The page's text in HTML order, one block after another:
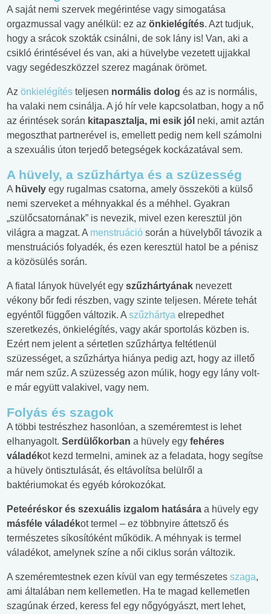
A saját nemi szervek megérintése vagy simogatása
orgazmussal vagy anélkül: ez az önkielégítés. Azt tudjuk,
hogy a srácok szokták csinálni, de sok lány is! Van, aki a
csikló érintésével és van, aki a hüvelybe vezetett ujjakkal
vagy segédeszközzel szerez magának örömet.
Az önkielégítés teljesen normális dolog és az is normális,
ha valaki nem csinálja. A jó hír vele kapcsolatban, hogy a nő
az érintések során kitapasztalja, mi esik jól neki, amit aztán
megoszthat partnerével is, emellett pedig nem kell számolni
a szexuális úton terjedő betegségek kockázatával sem.
A hüvely, a szűzhártya és a szüzesség
A hüvely egy rugalmas csatorna, amely összeköti a külső
nemi szerveket a méhnyakkal és a méhhel. Gyakran
„szülőcsatornának” is nevezik, mivel ezen keresztül jön
világra a magzat. A menstruáció során a hüvelyből távozik a
menstruációs folyadék, és ezen keresztül hatol be a pénisz
a közösülés során.
A fiatal lányok hüvelyét egy szűzhártyának nevezett
vékony bőr fedi részben, vagy szinte teljesen. Mérete tehát
egyéntől függően változik. A szűzhártya elrepedhet
szeretkezés, önkielégítés, vagy akár sportolás közben is.
Ezért nem jelent a sértetlen szűzhártya feltétlenül
szüzességet, a szűzhártya hiánya pedig azt, hogy az illető
már nem szűz. A szüzesség azon múlik, hogy egy lány volt-
e már együtt valakivel, vagy nem.
Folyás és szagok
A többi testrészhez hasonlóan, a szeméremtest is lehet
elhanyagolt. Serdülőkorban a hüvely egy fehéres
váladékot kezd termelni, aminek az a feladata, hogy segítse
a hüvely öntisztulását, és eltávolítsa belülről a
baktériumokat és egyéb kórokozókat.
Peteéréskor és szexuális izgalom hatására a hüvely egy
másféle váladékot termel – ez többnyire áttetsző és
természetes síkosítóként működik. A méhnyak is termel
váladékot, amelynek színe a női ciklus során változik.
A szeméremtestnek ezen kívül van egy természetes szaga,
ami általában nem kellemetlen. Ha te magad kellemetlen
szagúnak érzed, keress fel egy nőgyógyászt, mert lehet,